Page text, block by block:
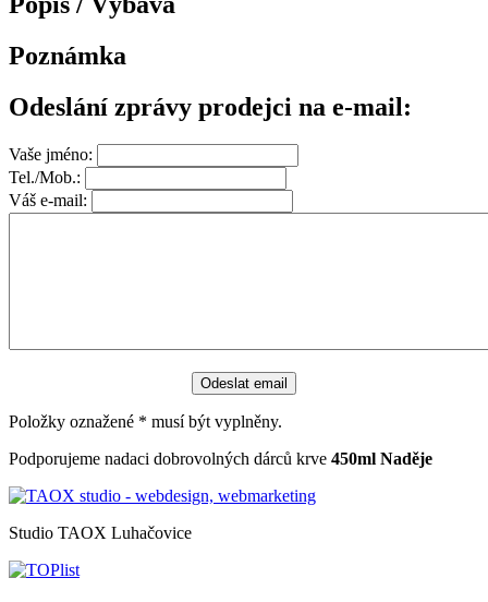
Poznámka
Odeslání zprávy prodejci na e-mail:
Vaše jméno:
Tel./Mob.:
Váš e-mail:
Položky oznažené * musí být vyplněny.
Podporujeme nadaci dobrovolných dárců krve 450ml Naděje
Studio TAOX Luhačovice